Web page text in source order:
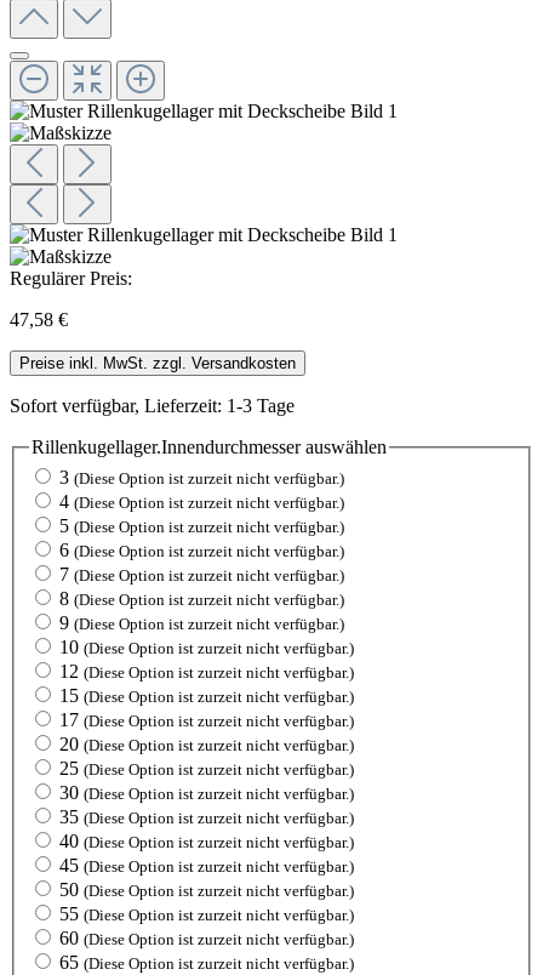
Regulärer Preis:
47,58 €
Preise inkl. MwSt. zzgl. Versandkosten
Sofort verfügbar, Lieferzeit: 1-3 Tage
Rillenkugellager.Innendurchmesserauswählen
3 (Diese Option ist zurzeit nicht verfügbar.)
4 (Diese Option ist zurzeit nicht verfügbar.)
5 (Diese Option ist zurzeit nicht verfügbar.)
6 (Diese Option ist zurzeit nicht verfügbar.)
7 (Diese Option ist zurzeit nicht verfügbar.)
8 (Diese Option ist zurzeit nicht verfügbar.)
9 (Diese Option ist zurzeit nicht verfügbar.)
10 (Diese Option ist zurzeit nicht verfügbar.)
12 (Diese Option ist zurzeit nicht verfügbar.)
15 (Diese Option ist zurzeit nicht verfügbar.)
17 (Diese Option ist zurzeit nicht verfügbar.)
20 (Diese Option ist zurzeit nicht verfügbar.)
25 (Diese Option ist zurzeit nicht verfügbar.)
30 (Diese Option ist zurzeit nicht verfügbar.)
35 (Diese Option ist zurzeit nicht verfügbar.)
40 (Diese Option ist zurzeit nicht verfügbar.)
45 (Diese Option ist zurzeit nicht verfügbar.)
50 (Diese Option ist zurzeit nicht verfügbar.)
55 (Diese Option ist zurzeit nicht verfügbar.)
60 (Diese Option ist zurzeit nicht verfügbar.)
65 (Diese Option ist zurzeit nicht verfügbar.)